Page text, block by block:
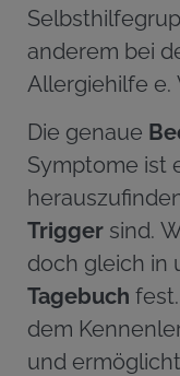
anderem bei
Allergiehilfe e.
Die genaue
Symptome ist
Trigger sind.
doch gleich in
Tagebuch
dem
und